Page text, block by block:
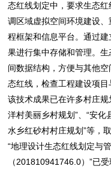
态红线划定中，要求生态
调区域虚拟空间环境建设
程框架和信息平台。通过
果进行集中存储和管理。
间数据结构，方便与其他
态红线，检查工程建设项目
该技术成果已在许多村庄
洋村美丽乡村规划”、“安化
水乡红砂村村庄规划”等，
“地理设计生态红线划定与
（201810941746.0）”已受